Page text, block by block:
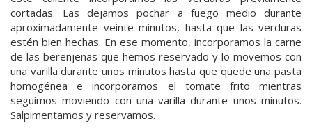
cortadas. Las dejamos pochar a fuego medio durante
aproximadamente veinte minutos, hasta que las verduras
estén bien hechas. En ese momento, incorporamos la carne
de las berenjenas que hemos reservado y lo movemos con
una varilla durante unos minutos hasta que quede una pasta
homogénea e incorporamos el tomate frito mientras
seguimos moviendo con una varilla durante unos minutos.
Salpimentamos y reservamos.